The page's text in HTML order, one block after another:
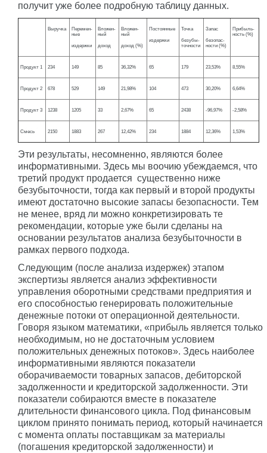
получит уже более подробную таблицу данных.
Выручка
Перемен-
ные
издержки
Вложен-
ный
доход
Вложен-
ный
доход (%)
Постоянные
издержки
Точка
безубы-
точности
Запас
безопас-
ности (%)
Прибыль-
ность (%)
Продукт 1 234 149 85 36,32% 65 179 23,53% 8,55%
Продукт 2 678 529 149 21,98% 104 473 30,20% 6,64%
Продукт 3 1238 1205 33 2,67% 65 2438 -96,97% -2,58%
Смесь 2150 1883 267 12,42% 234 1884 12,36% 1,53%
Эти результаты, несомненно, являются более
информативными. Здесь мы воочию убеждаемся, что
третий продукт продается существенно ниже
безубыточности, тогда как первый и второй продукты
имеют достаточно высокие запасы безопасности. Тем
не менее, вряд ли можно конкретизировать те
рекомендации, которые уже были сделаны на
основании результатов анализа безубыточности в
рамках первого подхода.
Следующим (после анализа издержек) этапом
экспертизы является анализ эффективности
управления оборотными средствами предприятия и
его способностью генерировать положительные
денежные потоки от операционной деятельности.
Говоря языком математики, «прибыль является только
необходимым, но не достаточным условием
положительных денежных потоков». Здесь наиболее
информативными являются показатели
оборачиваемости товарных запасов, дебиторской
задолженности и кредиторской задолженности. Эти
показатели собираются вместе в показателе
длительности финансового цикла. Под финансовым
циклом принято понимать период, который начинается
с момента оплаты поставщикам за материалы
(погашения кредиторской задолженности) и